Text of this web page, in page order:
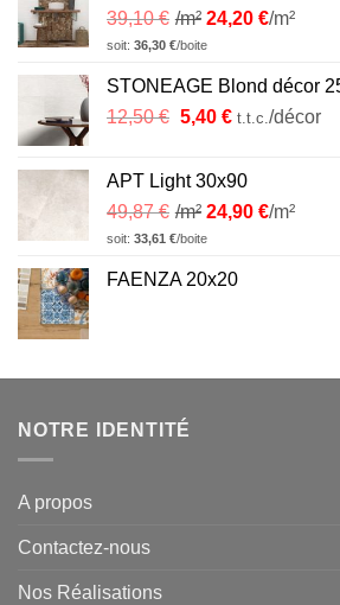
39,10€ /m² 24,20 €/m²
soit: 36,30 €/boite
STONEAGE Blond décor
12,50€ Le
était :
12,50 €.
5,40 €Le
est :
5,40 €.
t.t.c./décor
APT Light 30x90
49,87€ /m² 24,90 €/m²
soit: 33,61 €/boite
FAENZA 20x20
NOTRE IDENTITÉ
A propos
Contactez-nous
Nos Réalisations